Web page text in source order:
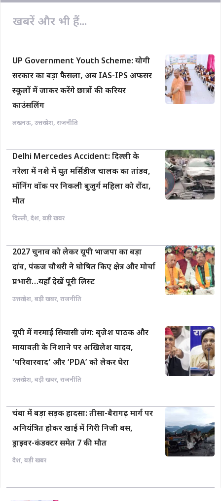
k
k
खबरें और भी हैं...
UP Government Youth Scheme: योगी
सरकार का बड़ा फैसला, अब IAS-IPS अफसर
स्कूलों में जाकर करेंगे छात्रों की करियर
काउंसलिंग
लखनऊ, उत्तरप्रदेश, राजनीति
Delhi Mercedes Accident: दिल्ली के
नरेला में नशे में धुत मर्सिडीज चालक का तांडव,
मॉनिंग वॉक पर निकली बुजुर्ग महिला को रौंदा,
मौत
दिल्ली, देश, बड़ी खबर
2027 चुनाव को लेकर यूपी भाजपा का बड़ा
दांव, पंकज चौधरी ने घोषित किए क्षेत्र और मोर्चा
प्रभारी…यहाँ देखें पूरी लिस्ट
उत्तरप्रदेश, बड़ी खबर, राजनीति
यूपी में गरमाई सियासी जंग: बृजेश पाठक और
मायावती के निशाने पर अखिलेश यादव,
‘परिवारवाद’ और ‘PDA’ को लेकर घेरा
उत्तरप्रदेश, बड़ी खबर, राजनीति
चंबा में बड़ा सड़क हादसा: तीसा-बैरागढ़ मार्ग पर
अनियंत्रित होकर खाई में गिरी निजी बस,
ड्राइवर-कंडक्टर समेत 7 की मौत
देश, बड़ी खबर